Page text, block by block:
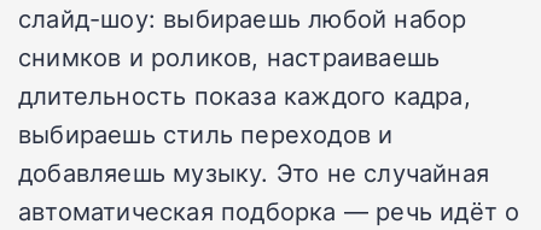
слайд-шоу: выбираешь любой набор
снимков и роликов, настраиваешь
длительность показа каждого кадра,
выбираешь стиль переходов и
добавляешь музыку. Это не случайная
автоматическая подборка — речь идёт о